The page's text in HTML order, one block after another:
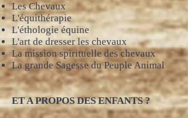
Les Chevaux
L'équithérapie
L'éthologie équine
L'art de dresser les chevaux
La mission spirituelle des chevaux
La grande Sagesse du Peuple Animal
ET A PROPOS DES ENFANTS ?